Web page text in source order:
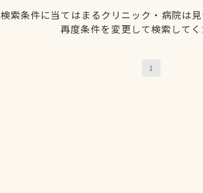
検索条件に当てはまるクリニック・病院は見
再度条件を変更して検索してく
1